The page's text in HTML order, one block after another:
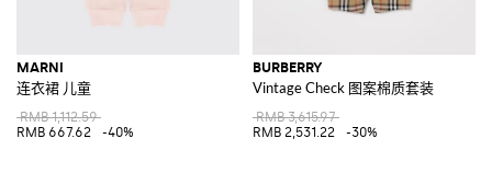
MARNI
连衣裙 儿童
RMB 1,112.59
RMB 667.62
-40%
BURBERRY
Vintage Check 图案棉质套装
RMB 3,615.97
RMB 2,531.22
-30%